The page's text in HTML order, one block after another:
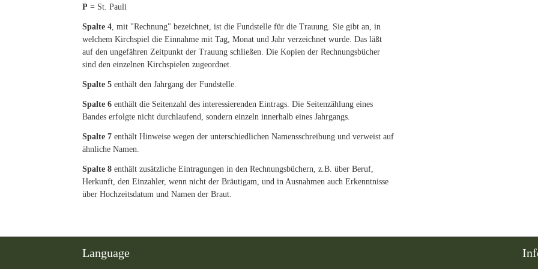
P = St. Pauli
Spalte 4, mit "Rechnung" bezeichnet, ist die Fundstelle für die Trauung. Sie gibt an, in
welchem Kirchspiel die Einnahme mit Tag, Monat und Jahr verzeichnet wurde. Das läßt
auf den ungefähren Zeitpunkt der Trauung schließen. Die Kopien der Rechnungsbücher
sind den einzelnen Kirchspielen zugeordnet.
Spalte 5 enthält den Jahrgang der Fundstelle.
Spalte 6 enthält die Seitenzahl des interessierenden Eintrags. Die Seitenzählung eines
Bandes erfolgte nicht durchlaufend, sondern einzeln innerhalb eines Jahrgangs.
Spalte 7 enthält Hinweise wegen der unterschiedlichen Namensschreibung und verweist auf
ähnliche Namen.
Spalte 8 enthält zusätzliche Eintragungen in den Rechnungsbüchern, z.B. über Beruf,
Herkunft, den Einzahler, wenn nicht der Bräutigam, und in Ausnahmen auch Erkenntnisse
über Hochzeitsdatum und Namen der Braut.
Language